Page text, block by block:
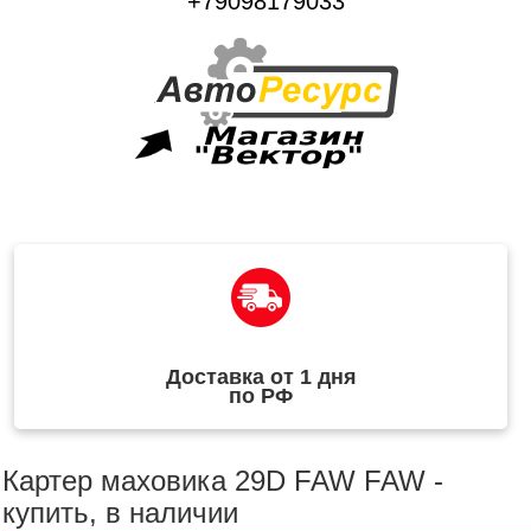
Доставка от 1 дня
по РФ
Картер маховика 29D FAW FAW -
купить, в наличии